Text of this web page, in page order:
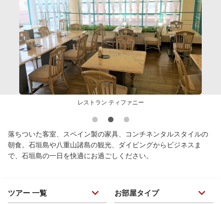
レストラン ティファニー
落ちついた客室、スペイン製の家具、コンチネンタルスタイルの
朝食。石垣島や八重山諸島の観光、ダイビングからビジネスま
で、石垣島の一日を快適にお過ごしください。
ツアー 一覧 お部屋タイプ